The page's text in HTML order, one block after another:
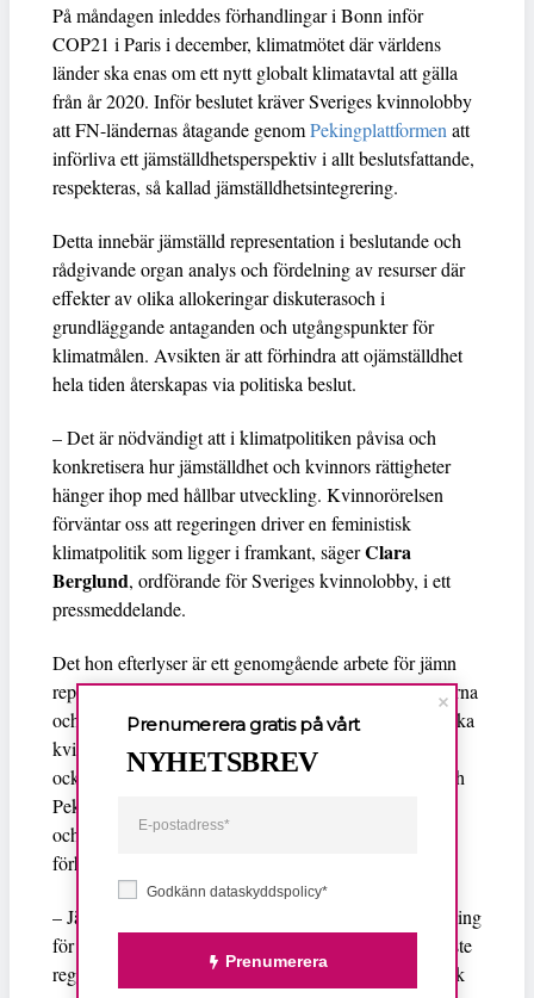
På måndagen inleddes förhandlingar i Bonn inför
COP21 i Paris i december, klimatmötet där världens
länder ska enas om ett nytt globalt klimatavtal att gälla
från år 2020. Inför beslutet kräver Sveriges kvinnolobby
att FN-ländernas åtagande genomPekingplattformen att
införliva ett jämställdhetsperspektiv i allt beslutsfattande,
respekteras, så kallad jämställdhetsintegrering.
Detta innebär jämställd representation i beslutande och
rådgivande organ analys och fördelning av resurser där
effekter av olika allokeringar diskuterasoch i
grundläggande antaganden och utgångspunkter för
klimatmålen. Avsikten är att förhindra att ojämställdhet
hela tiden återskapas via politiska beslut.
– Det är nödvändigt att i klimatpolitiken påvisa och
konkretisera hur jämställdhet och kvinnors rättigheter
hänger ihop med hållbar utveckling. Kvinnorörelsen
förväntar oss att regeringen driver en feministisk
klimatpolitik som ligger i framkant, sägerClara
Berglund, ordförande för Sveriges kvinnolobby, i ett
pressmeddelande.
Det hon efterlyser är ett genomgående arbete för jämn
representation mellan kvinnor och män i förhandlingarna
och för hur de resurser som fördelas kommer att påverka
kvinnors och mäns liv och villkor. Kvinnolobbyn vill
också att kopplingen mellan klimatförhandlingarna och
Pekingplattformen och sambandet mellan jämställdhet
och hållbar ekonomisk utveckling tydliggörs i
förhandlingarna.
– Jämställdhet och kvinnors rättigheter är en förutsättning
för att världens länder ska nå klimatmålen. Därför måste
regeringarna arbeta för detta. Sverige har en feministisk
Godkänn dataskyddspolicy*
Prenumerera
Prenumerera gratis på vårt
NYHETSBREV